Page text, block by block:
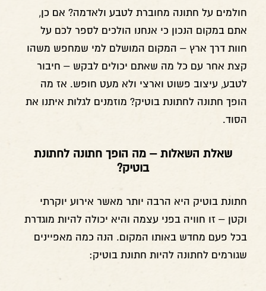
חולמים על חתונה מחוברת לטבע ולאדמה? אם כן,
אתם במקום הנכון כי אנחנו הולכים לספר לכם על
חוות דרך ארץ – המקום המושלם למי שמחפש משהו
קצת אחר עם כל מה שאתם יכולים לבקש – חיבור
לטבע, עיצוב פשוט וארצי ולא מעט חופש. אז מה
הופך חתונה לחתונת בוטיק? מוזמנים לגלות איתנו את
הסוד.
שאלת השאלות – מה הופך חתונה לחתונת
בוטיק?
חתונת בוטיק היא הרבה יותר מאשר אירוע יוקרתי
וקטן – זו חוויה בפני עצמה והיא יכולה להיות מוגדרת
בכל פעם מחדש באותו המקום. הנה כמה מאפיינים
שגורמים לחתונה להיות חתונת בוטיק: